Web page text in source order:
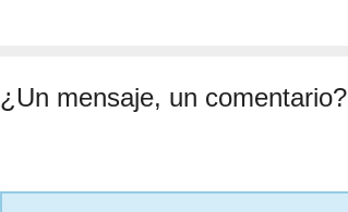
¿Un mensaje, un comentario?